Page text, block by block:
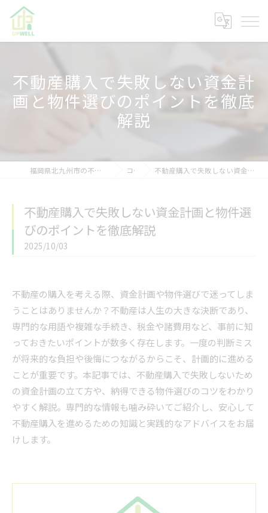
不動産購入で失敗しない資金計
画と物件選びのポイントを徹底
解説
福岡県北九州市の不動産なら株式会社アップウェル コラム 不動産購入で失敗しない資金計画と物件選びのポイントを徹底解説
不動産購入で失敗しない資金計画と物件選
びのポイントを徹底解説
2025/10/03
不動産の購入を考える際、資金計画や物件選びで迷ってしま
うことはありませんか？不動産は人生の大きな決断であり、
専門的な用語や複雑な手続き、税金や諸費用など、事前に知
っておきたいポイントが数多く存在します。一度の判断ミス
が将来的な負担や後悔につながるからこそ、計画的に進める
ことが重要です。本記事では、不動産購入で失敗しないため
の資金計画の立て方や、納得できる物件選びのコツをわかり
やすく解説。専門的な情報も噛み砕いてご紹介し、安心して
不動産購入を進めるための知識と実践的なアドバイスをお届
けします。